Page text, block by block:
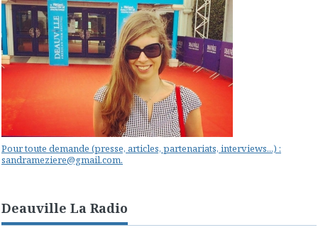
Pour toute demande (presse, articles, partenariats, interviews...) :
sandrameziere@gmail.com.
Deauville La Radio